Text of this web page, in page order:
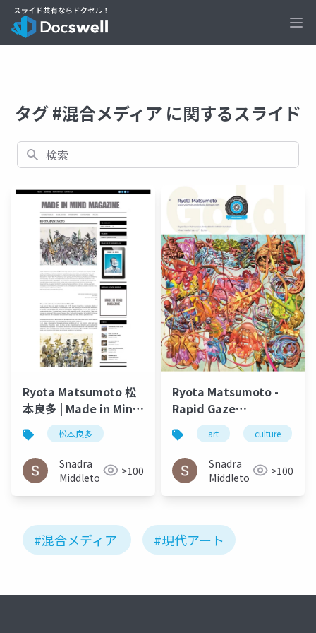
タグ #混合メディア に関するスライド
検索
Ryota Matsumoto 松
本良多 | Made in Mind
Autumn 2015
松本良多
Snadra
Middleto
>100
Ryota Matsumoto -
Rapid Gaze
Polynomials
Embedded in Infinite
Variables | ArtAscent
Art & Literature
Journal
art culture
Snadra
Middleto
>100
#混合メディア #現代アート